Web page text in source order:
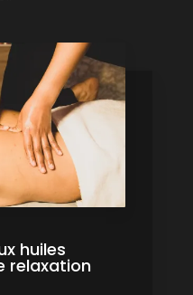
huiles
relaxation